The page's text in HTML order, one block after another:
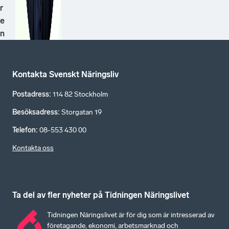
r
e
n
Kontakta Svenskt Näringsliv
Postadress: 114 82 Stockholm
Besöksadress: Storgatan 19
Telefon: 08-553 430 00
Kontakta oss
Ta del av fler nyheter på Tidningen Näringslivet
Tidningen Näringslivet är för dig som är intresserad av
företagande, ekonomi, arbetsmarknad och